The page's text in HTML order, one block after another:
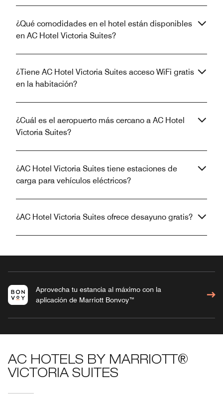
¿Qué comodidades en el hotel están disponibles
en AC Hotel Victoria Suites?
¿Tiene AC Hotel Victoria Suites acceso WiFi gratis
en la habitación?
¿Cuál es el aeropuerto más cercano a AC Hotel
Victoria Suites?
¿AC Hotel Victoria Suites tiene estaciones de
carga para vehículos eléctricos?
¿AC Hotel Victoria Suites ofrece desayuno gratis?
Aprovecha tu estancia al máximo con la
aplicación de Marriott Bonvoy™
AC HOTELS BY MARRIOTT®
VICTORIA SUITES